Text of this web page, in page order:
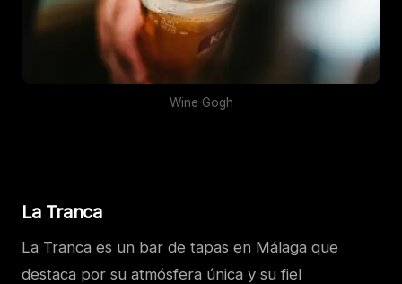
Wine Gogh
La Tranca
La Tranca es un bar de tapas en Málaga que
destaca por su atmósfera única y su fiel